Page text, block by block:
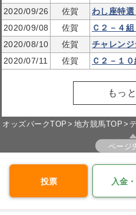
2020/09/26
佐賀 わし座特選
2020/09/08
佐賀 Ｃ２－４組
2020/08/10
佐賀 チャレンジ
2020/07/11
佐賀 Ｃ２－１０
もっ
オッズパークTOP 地方競馬TOP
ページ
投票 入金